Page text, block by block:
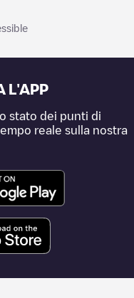
L'APP
stato dei punti di
reale sulla nostra